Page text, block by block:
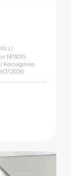
LI
№3019
Kanagawa